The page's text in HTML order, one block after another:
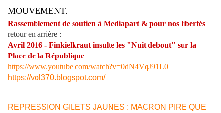
MOUVEMENT.
Rassemblement de soutien à Mediapart & pour nos libertés
retour en arrière :
Avril 2016 - Finkielkraut insulte les "Nuit debout" sur la
Place de la République
https://www.youtube.com/watch?v=0dN4VqJ91L0
https://vol370.blogspot.com/
REPRESSION GILETS JAUNES : MACRON PIRE QUE